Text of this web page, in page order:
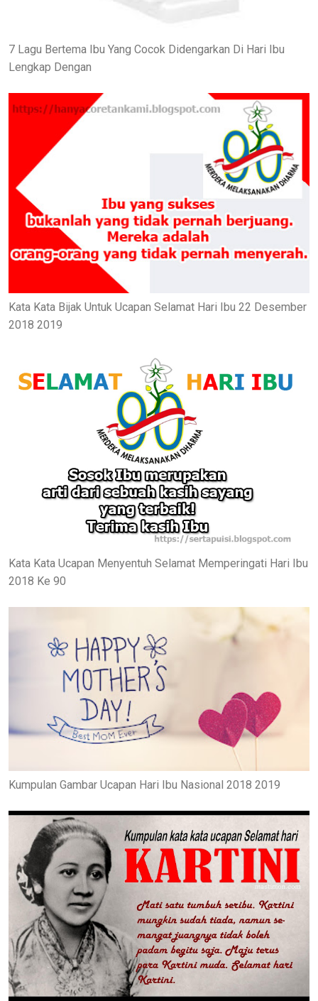
7 Lagu Bertema Ibu Yang Cocok Didengarkan Di Hari Ibu
Lengkap Dengan
Kata Kata Bijak Untuk Ucapan Selamat Hari Ibu 22 Desember
2018 2019
Kata Kata Ucapan Menyentuh Selamat Memperingati Hari Ibu
2018 Ke 90
Kumpulan Gambar Ucapan Hari Ibu Nasional 2018 2019